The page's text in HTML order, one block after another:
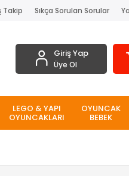
Takip Sıkça Sorulan Sorular
Giriş Yap
Üye Ol
LEGO & YAPI
OYUNCAKLARI
OYUNCAK
BEBEK